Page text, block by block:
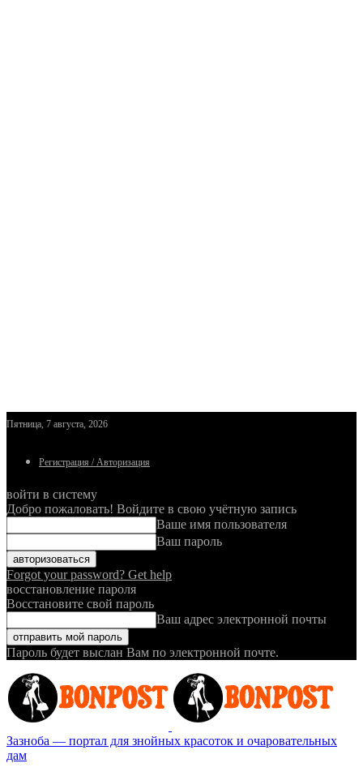
Пятница, 7 августа, 2026
Регистрация / Авторизация
войти в систему
Добро пожаловать! Войдите в свою учётную запись
Ваше имя пользователя
Ваш пароль
Forgot your password? Get help
восстановление пароля
Восстановите свой пароль
Ваш адрес электронной почты
Пароль будет выслан Вам по электронной почте.
Зазноба — портал для знойных красоток и очаровательных
дам